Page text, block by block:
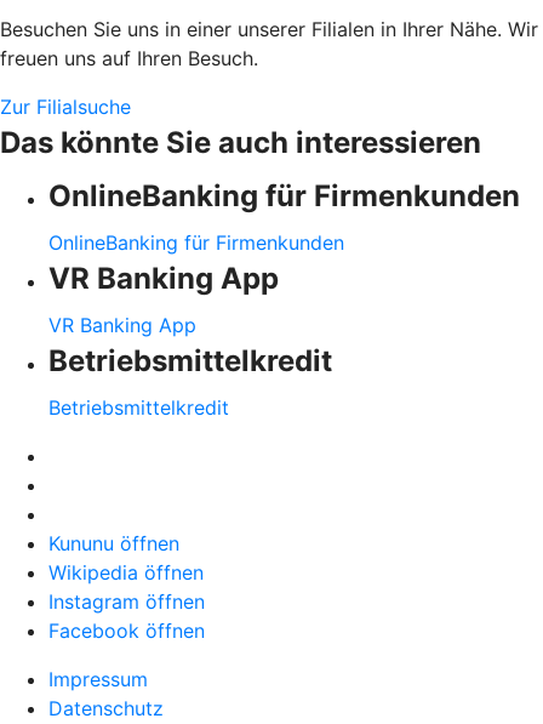
Besuchen Sie uns in einer unserer Filialen in Ihrer Nähe. Wir
freuen uns auf Ihren Besuch.
Zur Filialsuche
Das könnte Sie auch interessieren
OnlineBanking für Firmenkunden
OnlineBanking für Firmenkunden
VR Banking App
VR Banking App
Betriebsmittelkredit
Betriebsmittelkredit
Kununu öffnen
Wikipedia öffnen
Instagram öffnen
Facebook öffnen
Impressum
Datenschutz